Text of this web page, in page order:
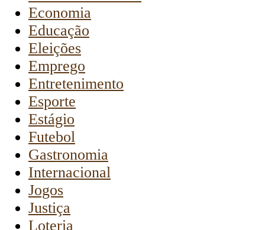
Economia
Educação
Eleições
Emprego
Entretenimento
Esporte
Estágio
Futebol
Gastronomia
Internacional
Jogos
Justiça
Loteria